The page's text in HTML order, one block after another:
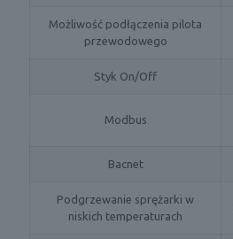
Możliwość podłączenia pilota
przewodowego
Styk On/Off
Modbus
Bacnet
Podgrzewanie sprężarki w
niskich temperaturach